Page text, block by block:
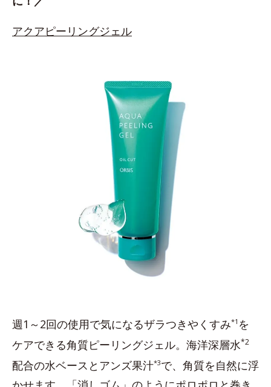
アクアピーリングジェル
週1～2回の使用で気になるザラつきやくすみ*1 を
ケアできる角質ピーリングジェル。海洋深層水*2
配合の水ベースとアンズ果汁*3で、角質を自然に浮